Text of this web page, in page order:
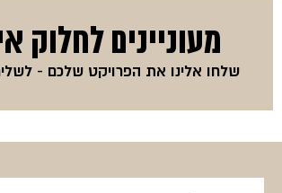
מעוניינים לחלוק
שלחו אלינו את הפרויקט שלכם -